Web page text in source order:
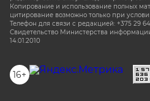
Копирование и использование полных
цитирование возможно только при
Телефон для связи с редакцией: +375 29
Свидетельство Министерства
14.01.2010
16+